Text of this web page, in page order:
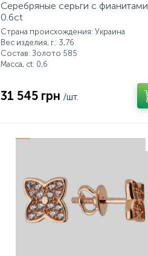
Серебряные серьги с фианитами
0.6ct
Страна происхождения: Украина
Вес изделия, г.: 3,76
Состав: Золото 585
Масса, ct: 0,6
31 545 грн /шт.